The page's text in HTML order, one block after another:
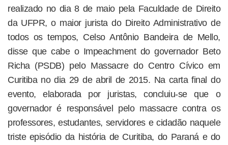
realizado no dia 8 de maio pela Faculdade de Direito
da UFPR, o maior jurista do Direito Administrativo de
todos os tempos, Celso Antônio Bandeira de Mello,
disse que cabe o Impeachment do governador Beto
Richa (PSDB) pelo Massacre do Centro Cívico em
Curitiba no dia 29 de abril de 2015. Na carta final do
evento, elaborada por juristas, concluiu-se que o
governador é responsável pelo massacre contra os
professores, estudantes, servidores e cidadão naquele
triste episódio da história de Curitiba, do Paraná e do